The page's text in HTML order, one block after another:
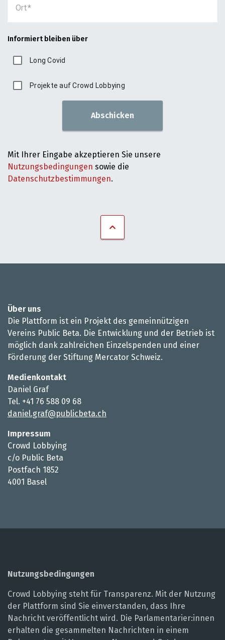
Ort
Informiert bleiben über
Long Covid
Projekte auf Crowd Lobbying
Abschicken
Mit Ihrer Eingabe akzeptieren Sie unsere
Nutzungsbedingungen sowie die
Datenschutzbestimmungen.
Über uns
Die Plattform ist ein Projekt des gemeinnützigen
Vereins Public Beta. Die Entwicklung und der Betrieb ist
möglich dank zahlreichen Einzelspenden und einer
Förderung der Stiftung Mercator Schweiz.
Medienkontakt
Daniel Graf
Tel. +41 76 588 09 68
daniel.graf@publicbeta.ch
Impressum
Crowd Lobbying
c/o Public Beta
Postfach 1852
4001 Basel
Nutzungsbedingungen
Crowd Lobbying steht für Transparenz. Mit der Nutzung
der Plattform sind Sie einverstanden, dass Ihre
Nachricht veröffentlicht wird. Die Parlamentarier:innen
erhalten die gesammelten Nachrichten in einem